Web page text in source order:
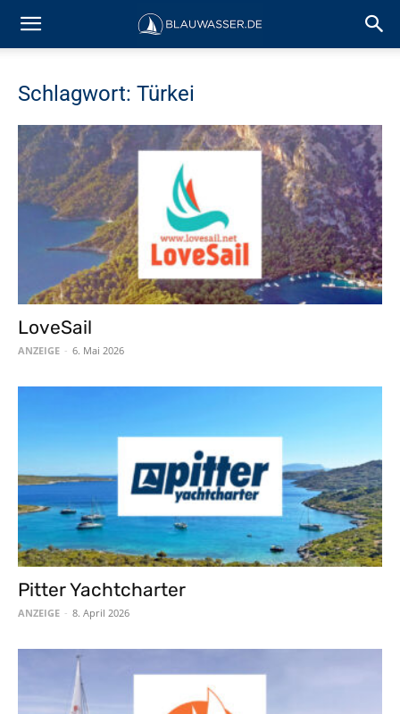
Schlagwort: Türkei
LoveSail
ANZEIGE - 6. Mai 2026
Pitter Yachtcharter
ANZEIGE - 8. April 2026